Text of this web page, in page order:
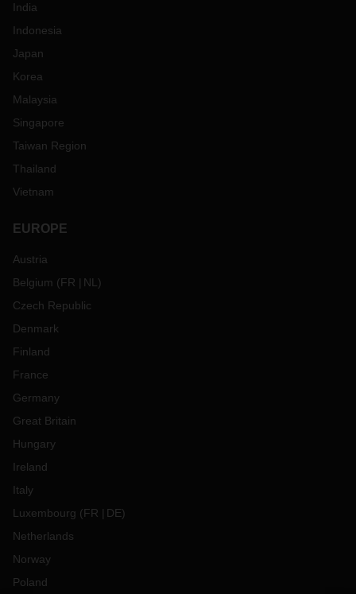
India
Indonesia
Japan
Korea
Malaysia
Singapore
Taiwan Region
Thailand
Vietnam
EUROPE
Austria
Belgium (FR NL )
Czech Republic
Denmark
Finland
France
Germany
Great Britain
Hungary
Ireland
Italy
Luxembourg (FR DE)
Netherlands
Norway
Poland